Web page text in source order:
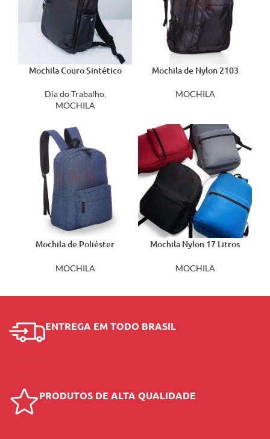
Mochila Couro Sintético
Dia do Trabalho,
MOCHILA
Mochila de Nylon 2103
MOCHILA
Mochila de Poliéster
MOCHILA
Mochila Nylon 17 Litros
MOCHILA
ENTREGA EM TODO BRASIL
PRODUTOS DE ALTA QUALIDADE